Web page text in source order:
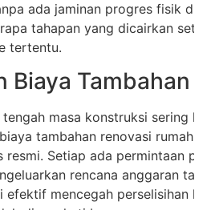
ada jaminan progres fisik di
tahapan yang dicairkan
tertentu.
Biaya Tambahan
tengah masa konstruksi sering
tambahan renovasi rumah
Setiap ada permintaan
rencana anggaran
efektif mencegah perselisihan